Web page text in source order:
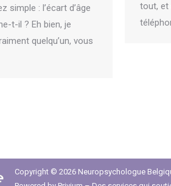
simple : l’écart d’âge
t-il ? Eh bien, je
quelqu’un, vous
tout, et
Copyright © 2026 Neuropsychologue